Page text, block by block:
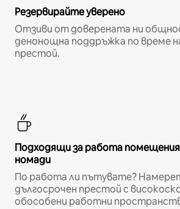
Резервирайте уверено
Отзиви от доверената ни
денонощна поддръжка по време
престой.
Подходящи за работа помещения
номади
По работа ли пътувате?
дългосрочен престой с
обособени работни